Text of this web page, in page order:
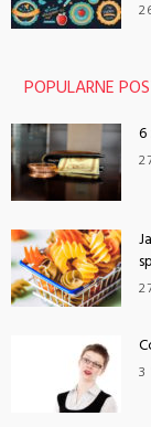
POPULARNE
3